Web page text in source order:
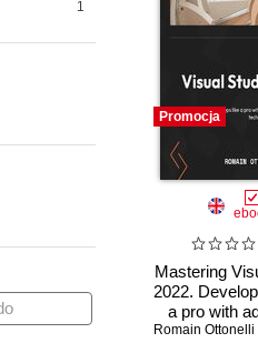
1
Promocja
Mastering
2022.
a pro with
Visual
Romain